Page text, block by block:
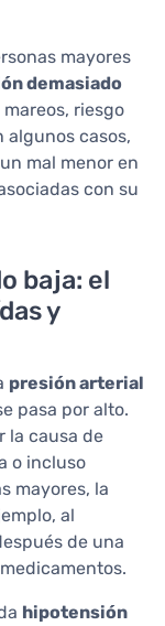
mayores
demasiado
riesgo
algunos casos,
mal menor en
con su
baja: el
y
presión arterial
pasa por alto.
la causa de
o incluso
mayores, la
al
de una
hipotensión